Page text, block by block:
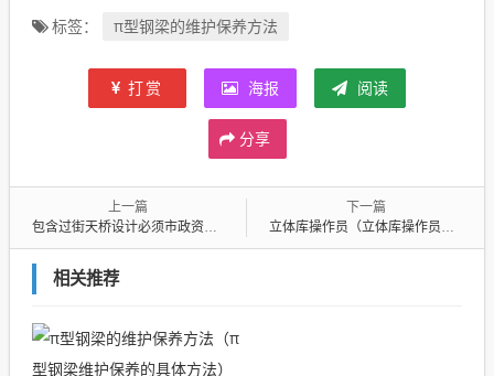
标签： π型钢梁的维护保养方法
打赏 海报 阅读
分享
上一篇
包含过街天桥设计必须市政资质的词条
下一篇
立体库操作员（立体库操作员需要管账吗）
相关推荐